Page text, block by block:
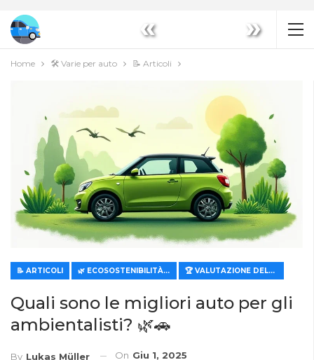
« »
Home 🛠️ Varie per auto 📝 Articoli
📝 ARTICOLI 🌿 ECOSOSTENIBILITÀ ED ECONOMICITÀ 🏆 VALUTAZIONE DELLE CARATTERISTICHE E DEL VALORE
Quali sono le migliori auto per gli
ambientalisti? 🌿🚗
By Lukas Müller On Giu 1, 2025